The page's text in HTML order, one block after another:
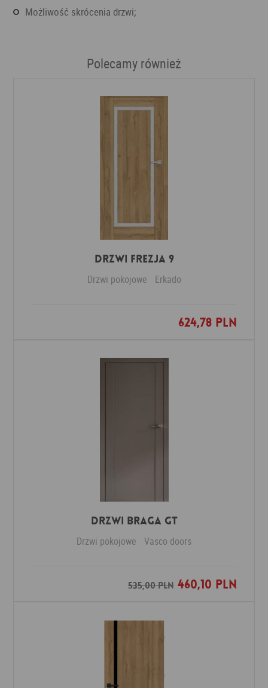
Możliwość skrócenia drzwi;
Polecamy również
DRZWI FREZJA 9
Drzwi pokojowe Erkado
624,78 PLN
Dodaj do ulubionych
Drzwi Braga GT
Drzwi pokojowe Vasco doors
535,00 PLN460,10 PLN
Dodaj do ulubionych